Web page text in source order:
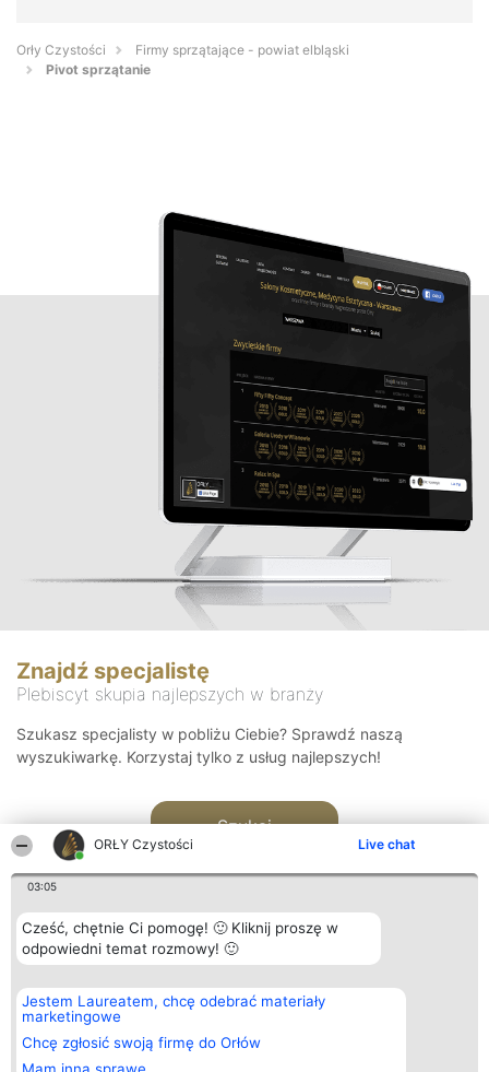
ORŁY Czystości Live chat
03:05
Cześć, chętnie Ci pomogę! 🙂 Kliknij proszę w
odpowiedni temat rozmowy! 🙂
Jestem Laureatem, chcę odebrać materiały
marketingowe
Chcę zgłosić swoją firmę do Orłów
Orły Czystości
Firmy sprzątające - powiat elbląski
Pivot sprzątanie
Znajdź specjalistę
Plebiscyt skupia najlepszych w branży
Szukasz specjalisty w pobliżu Ciebie? Sprawdź naszą
wyszukiwarkę. Korzystaj tylko z usług najlepszych!
Szukaj
Organizator plebiscytu
Bright Side Solutions sp. z o.
o. sp. k.
ul. Ruska 22
Wrocław 50-079
KRS 0000749100 | Regon
Plebiscyt
Laureaci
wszystkich
Laureatów
Kontakt
Kontakt